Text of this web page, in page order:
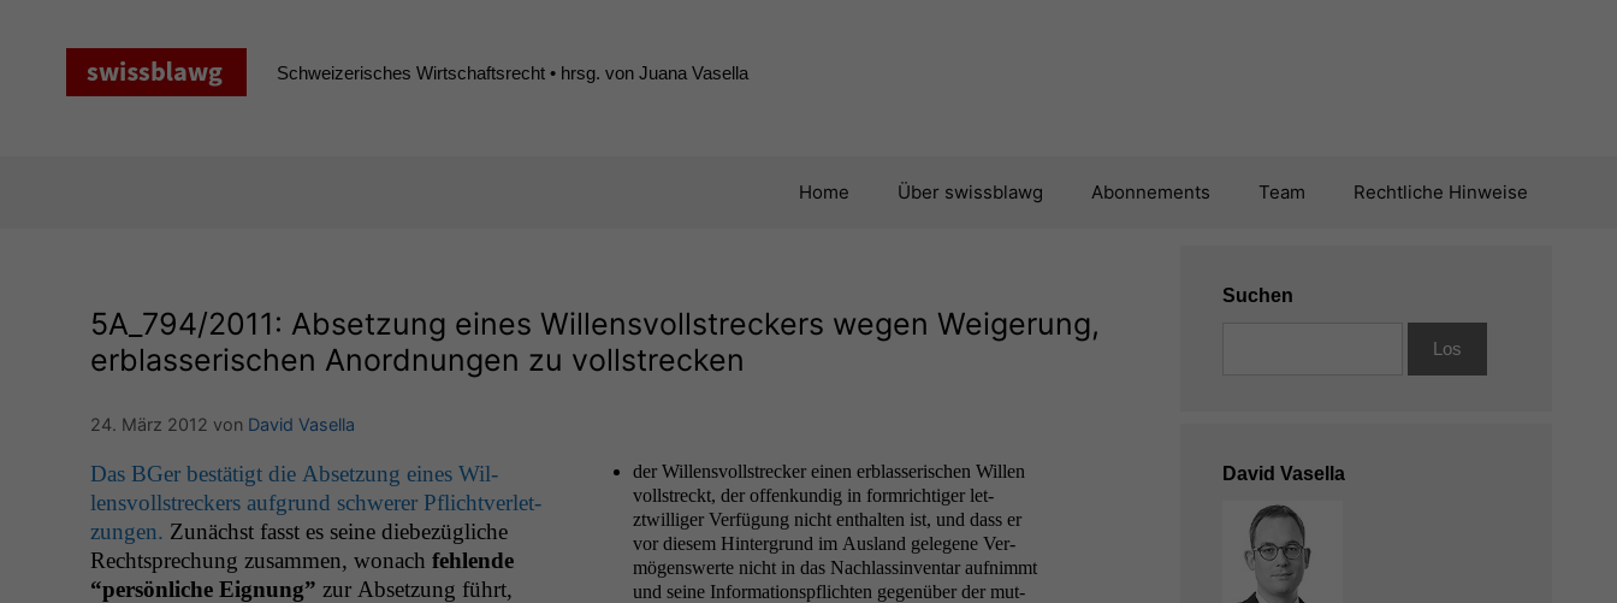
Schweizerisches Wirtschaftsrecht • hrsg. von Juana Vasella
Home Über swissblawg Abonnements Team Rechtliche Hinweise
5A_794/2011: Absetzung eines Willensvollstreckers wegen Weigerung,
erblasserischen Anordnungen zu vollstrecken
24. März 2012 von David Vasella
Das BGer bestätigt die Abset­zung eines Wil­
lensvoll­streck­ers auf­grund schw­er­er Pflichtver­let­
zun­gen. Zunächst fasst es seine diebezügliche
Recht­sprechung zusam­men, wonach fehlende
“per­sön­liche Eig­nung” zur Abset­zung führt,
der Wil­lensvoll­streck­er einen erblasserischen Willen
voll­streckt, der offenkundig in form­richtiger let­
ztwilliger Ver­fü­gung nicht enthal­ten ist, und dass er
vor diesem Hin­ter­grund im Aus­land gele­gene Ver­
mö­genswerte nicht in das Nach­lass­in­ven­tar aufn­immt
und seine Infor­ma­tion­spflicht­en gegenüber der mut­
Suchen
David Vasella